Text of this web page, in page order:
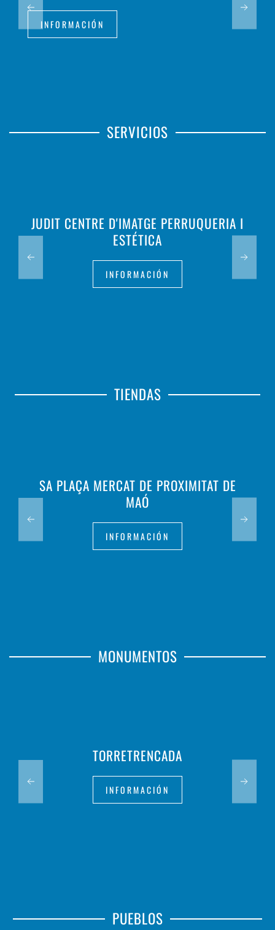
INFORMACIÓN
SERVICIOS
JUDIT CENTRE D'IMATGE PERRUQUERIA I
ESTÉTICA
INFORMACIÓN
TIENDAS
SA PLAÇA MERCAT DE PROXIMITAT DE
MAÓ
INFORMACIÓN
MONUMENTOS
TORRETRENCADA
INFORMACIÓN
PUEBLOS